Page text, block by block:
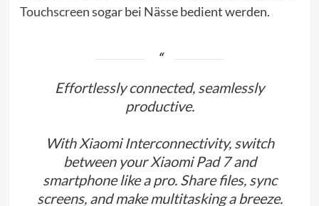
Touchscreensogar bei Nässe bedient werden.
Effortlessly connected, seamlessly
productive.
With Xiaomi Interconnectivity, switch
between your Xiaomi Pad 7 and
smartphone like a pro. Share files, sync
screens, and make multitasking a breeze.